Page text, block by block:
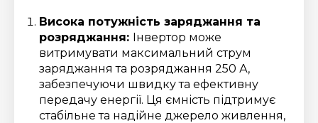
Висока потужність заряджання та
розряджання: Інвертор може
витримувати максимальний струм
заряджання та розряджання 250 А,
забезпечуючи швидку та ефективну
передачу енергії. Ця ємність підтримує
стабільне та надійне джерело живлення,